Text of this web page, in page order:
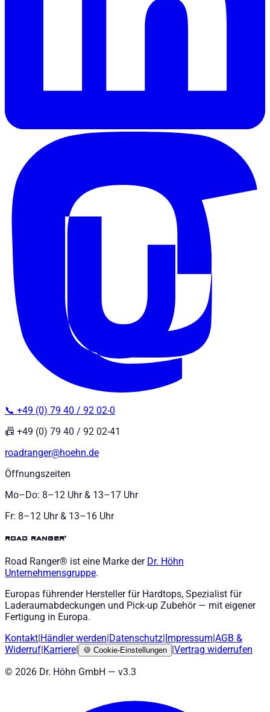
📞 +49 (0) 79 40 / 92 02-0
📠 +49 (0) 79 40 / 92 02-41
roadranger@hoehn.de
Öffnungszeiten
Mo–Do: 8–12 Uhr & 13–17 Uhr
Fr: 8–12 Uhr & 13–16 Uhr
road ranger®
Road Ranger® ist eine Marke der Dr. Höhn
Unternehmensgruppe.
Europas führender Hersteller für Hardtops, Spezialist für
Laderaumabdeckungen und Pick-up Zubehör — mit eigener
Fertigung in Europa.
Kontakt Händler werden Datenschutz Impressum AGB &
Widerruf Karriere 🍪 Cookie-Einstellungen
Vertrag widerrufen
© 2026 Dr. Höhn GmbH — v3.3